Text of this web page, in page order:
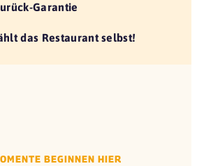
Garantie
das Restaurant selbst!
BEGINNEN HIER